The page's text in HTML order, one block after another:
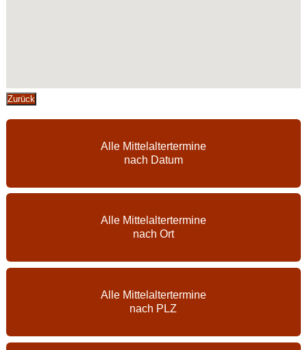
Zurück
Alle Mittelaltertermine
nach Datum
Alle Mittelaltertermine
nach Ort
Alle Mittelaltertermine
nach PLZ